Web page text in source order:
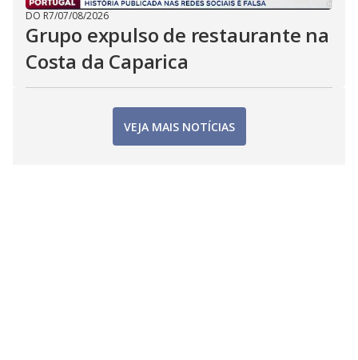
DO R7/07/08/2026
Grupo expulso de restaurante na
Costa da Caparica
VEJA MAIS NOTÍCIAS